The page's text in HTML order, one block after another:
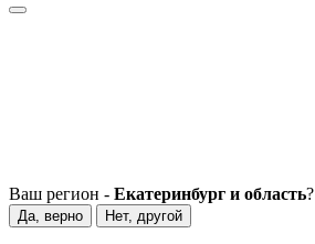
Ваш регион - Екатеринбург и область?
Да, верно Нет, другой